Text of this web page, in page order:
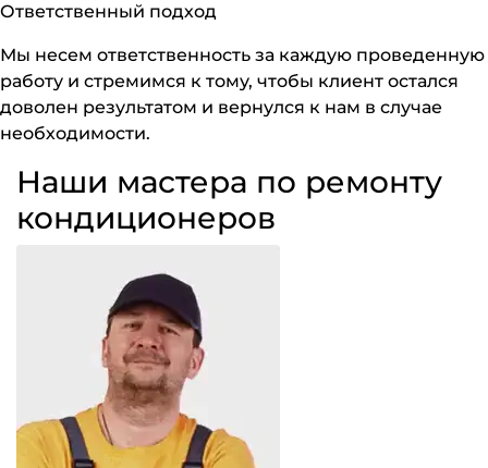
Ответственный подход
Мы несем ответственность за каждую проведенную
работу и стремимся к тому, чтобы клиент остался
доволен результатом и вернулся к нам в случае
необходимости.
Наши мастера по ремонту
кондиционеров